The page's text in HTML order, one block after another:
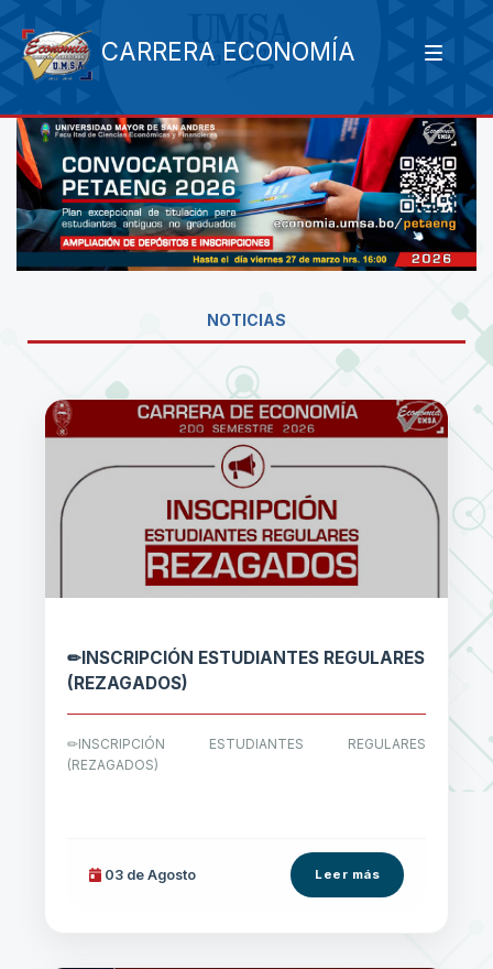
CARRERA ECONOMÍA
NOTICIAS
✏INSCRIPCIÓN ESTUDIANTES REGULARES
(REZAGADOS)
✏INSCRIPCIÓN ESTUDIANTES REGULARES
(REZAGADOS)
03 de Agosto Leer más